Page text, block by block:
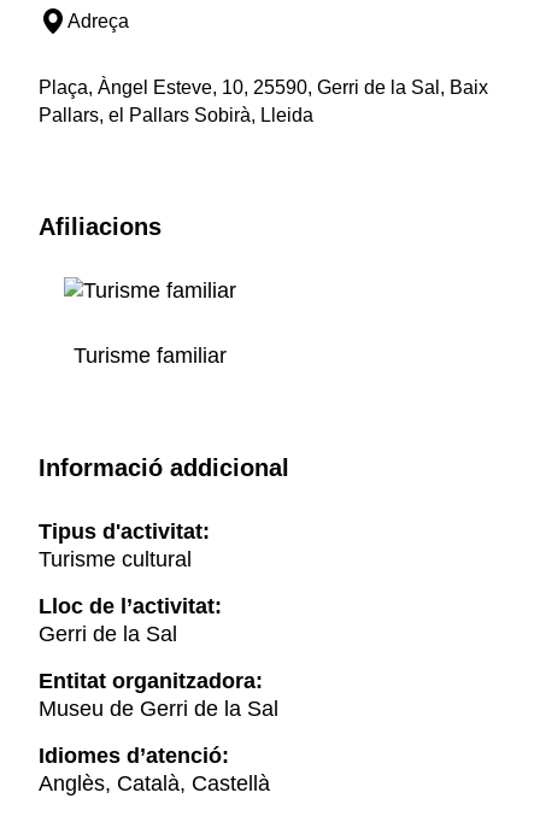
Adreça
Plaça, Àngel Esteve, 10, 25590, Gerri de la Sal, Baix
Pallars, el Pallars Sobirà, Lleida
Afiliacions
Turisme familiar
Informació addicional
Tipus d'activitat:
Turisme cultural
Lloc de l’activitat:
Gerri de la Sal
Entitat organitzadora:
Museu de Gerri de la Sal
Idiomes d’atenció:
Anglès, Català, Castellà